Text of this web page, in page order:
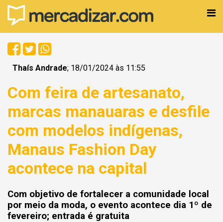
Thaís Andrade; 18/01/2024 às 11:55
Com feira de artesanato,
marcas manauaras e desfile
com modelos indígenas,
Manaus Fashion Day
acontece na capital
Com objetivo de fortalecer a comunidade local
por meio da moda, o evento acontece dia 1º de
fevereiro; entrada é gratuita